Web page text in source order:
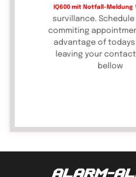
IQ600 mit Notfall-Meldung
survillance.
commiting
advantage of
leaving your
bellow